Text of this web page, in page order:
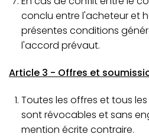
conclu entre l'acheteur et
présentes conditions
l'accord prévaut.
Article 3 - Offres et
Toutes les offres et tous
sont révocables et sans
mention écrite contraire.